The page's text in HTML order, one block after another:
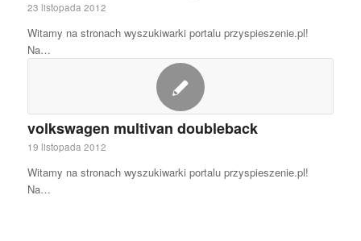
23 listopada 2012
Witamy na stronach wyszukiwarki portalu przyspieszenie.pl!
Na…
volkswagen multivan doubleback
19 listopada 2012
Witamy na stronach wyszukiwarki portalu przyspieszenie.pl!
Na…